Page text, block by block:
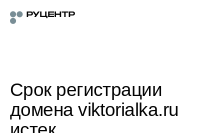
Срок регистрации
домена viktorialka.ru